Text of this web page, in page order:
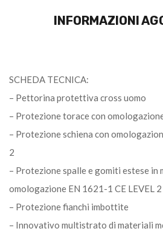
INFORMAZIONI
SCHEDA TECNICA:
– Pettorina protettiva cross uomo
– Protezione torace con
– Protezione schiena con
2
– Protezione spalle e gomiti estese in
omologazione EN 1621-1 CE LEVEL 2
– Protezione fianchi imbottite
– Innovativo multistrato di materiali